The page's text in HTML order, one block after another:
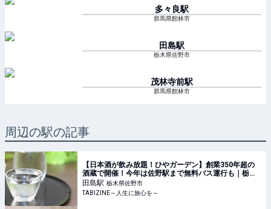
多々良駅
群馬県館林市
田島駅
栃木県佐野市
茂林寺前駅
群馬県館林市
周辺の駅の記事
【日本酒が飲み放題！ひやガーデン】創業350年超の
酒蔵で開催！今年は佐野駅まで無料バス運行も｜栃木
県 | TABIZINE～人生に旅心を～
田島駅 栃木県佐野市
TABIZINE～人生に旅心を～